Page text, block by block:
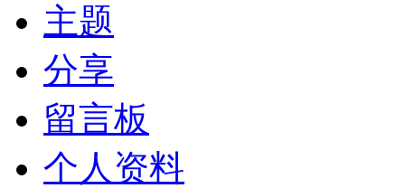
主题
分享
留言板
个人资料